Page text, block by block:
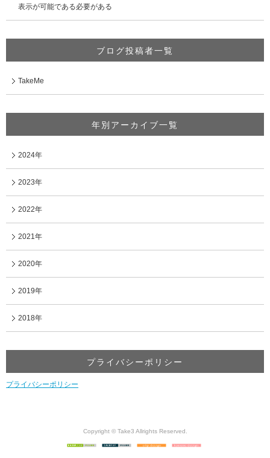
表示が可能である必要がある
ブログ投稿者一覧
TakeMe
年別アーカイブ一覧
2024年
2023年
2022年
2021年
2020年
2019年
2018年
プライバシーポリシー
プライバシーポリシー
Copyright © Take3 Allrights Reserved.